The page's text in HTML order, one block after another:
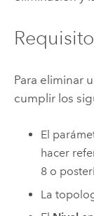
Para eliminar
cumplir los
El
hacer
8 o
La